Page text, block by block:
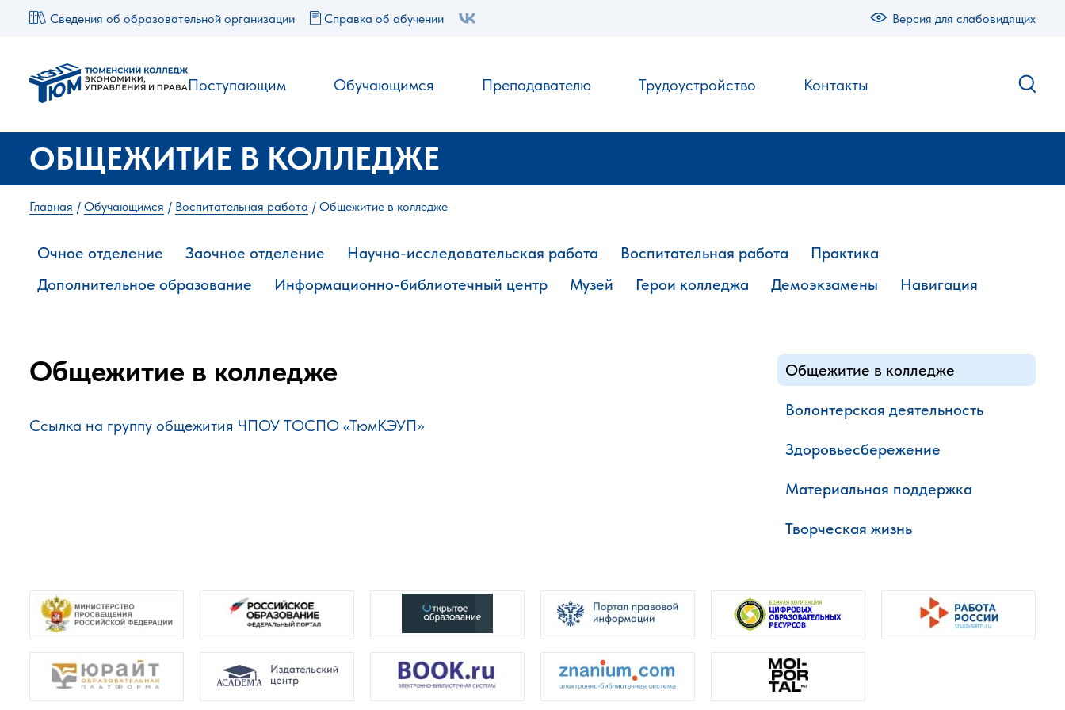
Сведения об образовательной организации Справка об обучении . Версия для слабовидящих
Поступающим Обучающимся Преподавателю Трудоустройство Контакты
ОБЩЕЖИТИЕ В КОЛЛЕДЖЕ
Главная Обучающимся Воспитательная работа Общежитие в колледже
Очное отделение Заочное отделение Научно-исследовательская работа Воспитательная работа
Практика
Дополнительное образование
Информационно-библиотечный центр Музей Герои колледжа Демоэкзамены Навигация
Общежитие в колледже
Ссылка на группу общежития ЧПОУ ТОСПО «ТюмКЭУП»
Общежитие в колледже
Волонтерская деятельность
Здоровьесбережение
Материальная поддержка
Творческая жизнь